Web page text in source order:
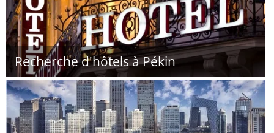
Recherche d'hôtels à Pékin